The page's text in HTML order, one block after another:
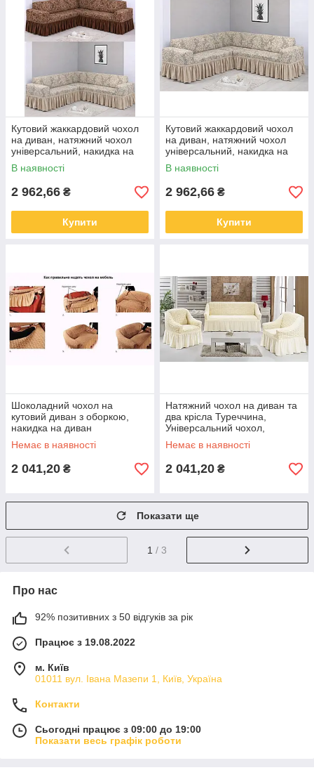
Кутовий жаккардовий чохол
на диван, натяжний чохол
універсальний, накидка на
диван
В наявності
2 962,66 ₴
Купити
Кутовий жаккардовий чохол
на диван, натяжний чохол
універсальний, накидка на
диван Бежевий
В наявності
2 962,66 ₴
Купити
Шоколадний чохол на
кутовий диван з оборкою,
накидка на диван
Немає в наявності
2 041,20 ₴
Натяжний чохол на диван та
два крісла Туреччина,
Універсальний чохол,
накидка на диван
Немає в наявності
2 041,20 ₴
Показати ще
1 / 3
Про нас
92% позитивних з 50 відгуків за рік
Працює з 19.08.2022
м. Київ
01011 вул. Івана Мазепи 1, Київ, Україна
Контакти
Сьогодні працює з 09:00 до 19:00
Показати весь графік роботи